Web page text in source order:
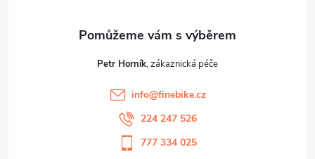
Petr Horník
info@finebike.cz
224 247 526
777 334 025